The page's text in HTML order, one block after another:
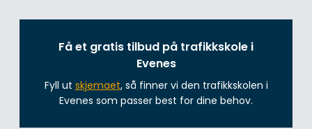
Få et gratis tilbud på trafikkskole i
Evenes
Fyll ut skjemaet, så finner vi den trafikkskolen i
Evenes som passer best for dine behov.